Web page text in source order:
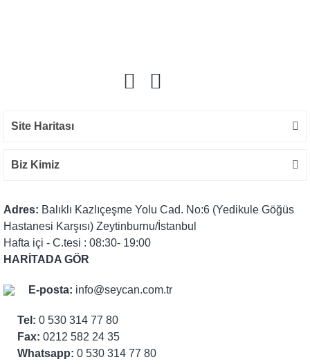
Site Haritası
Biz Kimiz
Adres: Balıklı Kazlıçeşme Yolu Cad. No:6 (Yedikule Göğüs
Hastanesi Karşısı) Zeytinburnu/İstanbul
Hafta içi - C.tesi : 08:30- 19:00
HARİTADA GÖR
E-posta: info@seycan.com.tr
Tel: 0 530 314 77 80
Fax: 0212 582 24 35
Whatsapp: 0 530 314 77 80